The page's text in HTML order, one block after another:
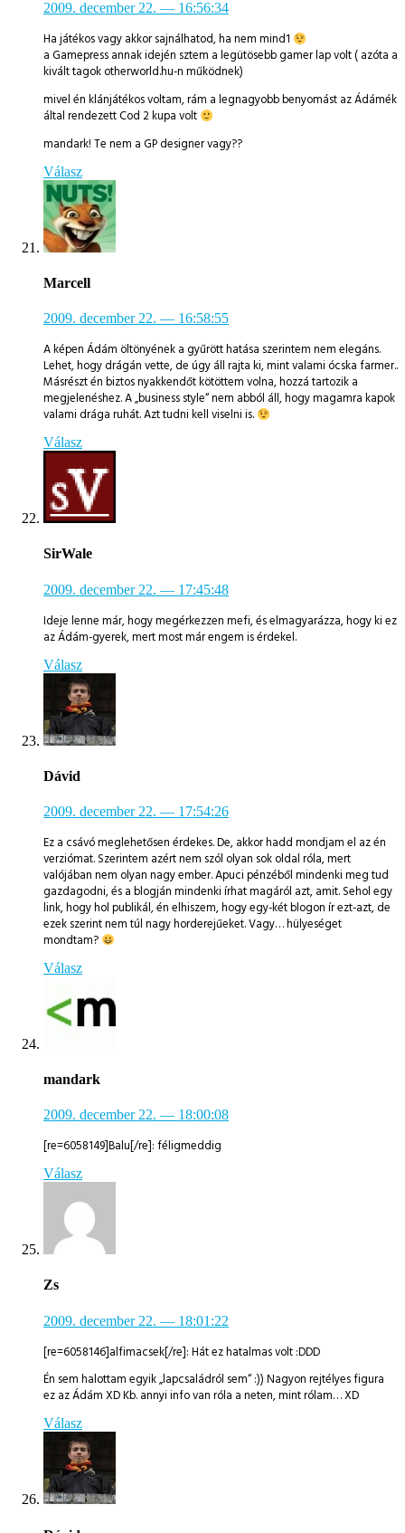
2009. december 22. — 16:56:34
Ha játékos vagy akkor sajnálhatod, ha nem mind1
a Gamepress annak idején sztem a legütösebb gamer lap volt ( azóta a
kivált tagok otherworld.hu-n működnek)
mivel én klánjátékos voltam, rám a legnagyobb benyomást az Ádámék
által rendezett Cod 2 kupa volt
mandark! Te nem a GP designer vagy??
Válasz
Marcell
2009. december 22. — 16:58:55
A képen Ádám öltönyének a gyűrött hatása szerintem nem elegáns.
Lehet, hogy drágán vette, de úgy áll rajta ki, mint valami ócska farmer..
Másrészt én biztos nyakkendőt kötöttem volna, hozzá tartozik a
megjelenéshez. A „business style“ nem abból áll, hogy magamra kapok
valami drága ruhát. Azt tudni kell viselni is.
Válasz
SirWale
2009. december 22. — 17:45:48
Ideje lenne már, hogy megérkezzen mefi, és elmagyarázza, hogy ki ez
az Ádám-gyerek, mert most már engem is érdekel.
Válasz
Dávid
2009. december 22. — 17:54:26
Ez a csávó meglehetősen érdekes. De, akkor hadd mondjam el az én
verziómat. Szerintem azért nem szól olyan sok oldal róla, mert
valójában nem olyan nagy ember. Apuci pénzéből mindenki meg tud
gazdagodni, és a blogján mindenki írhat magáról azt, amit. Sehol egy
link, hogy hol publikál, én elhiszem, hogy egy-két blogon ír ezt-azt, de
ezek szerint nem túl nagy horderejűeket. Vagy… hülyeséget
mondtam?
Válasz
mandark
2009. december 22. — 18:00:08
[re=6058149]Balu[/re]: féligmeddig
Válasz
Zs
2009. december 22. — 18:01:22
[re=6058146]alfimacsek[/re]: Hát ez hatalmas volt :DDD
Én sem halottam egyik „lapcsaládról sem“ :)) Nagyon rejtélyes figura
ez az Ádám XD Kb. annyi info van róla a neten, mint rólam… XD
Válasz